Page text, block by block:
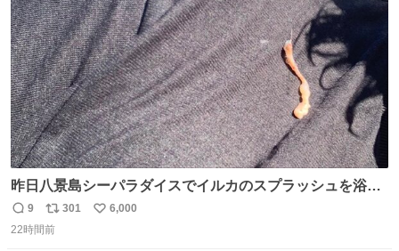
数
昨日八景島シーパラダイスでイルカのスプラッシュを浴び
たらゲソのおまけがついてきました。誰の食べカスかわか
らないけど、とても愛おしいです。こんなおまけまで付け
返
信
9
リ
ポ
301
い
6,000
22時間前